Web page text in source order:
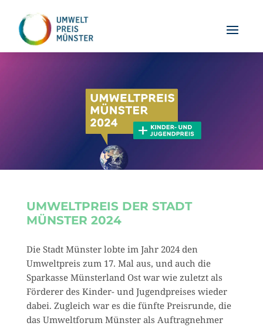
UMWELTPREIS DER STADT
MÜNSTER 2024
Die Stadt Münster lobte im Jahr 2024 den
Umweltpreis zum 17. Mal aus, und auch die
Sparkasse Münsterland Ost war wie zuletzt als
Förderer des Kinder- und Jugend­preises wieder
dabei. Zugleich war es die fünfte Preisrunde, die
das Umweltforum Münster als Auftragnehmer